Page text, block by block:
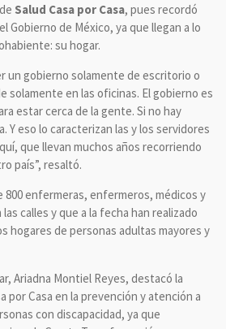
Salud Casa por Casa, pues recordó
Gobierno de México, ya que llegan a lo
su hogar.
un gobierno solamente de escritorio o
solamente en las oficinas. El gobierno es
estar cerca de la gente. Si no hay
Y eso lo caracterizan las y los servidores
que llevan muchos años recorriendo
país”, resaltó.
800 enfermeras, enfermeros, médicos y
calles y que a la fecha han realizado
hogares de personas adultas mayores y
Ariadna Montiel Reyes, destacó la
por Casa en la prevención y atención a
con discapacidad, ya que